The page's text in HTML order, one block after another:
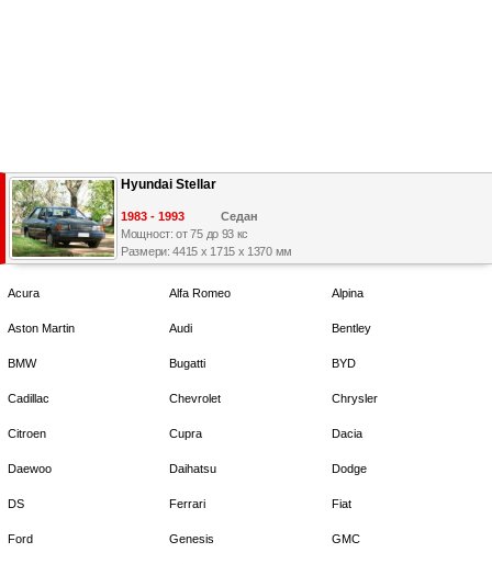
Hyundai Stellar
1983 - 1993
Седан
Мощност: от 75 до 93 кс
Размери: 4415 x 1715 x 1370 мм
Acura Alfa Romeo Alpina
Aston Martin Audi Bentley
BMW Bugatti BYD
Cadillac Chevrolet Chrysler
Citroen Cupra Dacia
Daewoo Daihatsu Dodge
DS Ferrari Fiat
Ford Genesis GMC